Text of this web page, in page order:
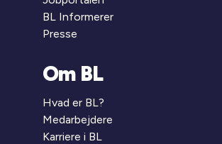
BL Informerer
Presse
Om BL
Hvad er BL?
Medarbejdere
Karriere i BL